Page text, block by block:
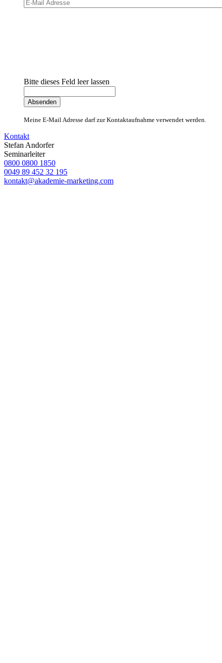
Bitte dieses Feld leer lassen
Meine E-Mail Adresse darf zur Kontaktaufnahme verwendet werden.
Kontakt
Stefan Andorfer
Seminarleiter
0800 0800 1850
0049 89 452 32 195
kontakt@akademie-marketing.com